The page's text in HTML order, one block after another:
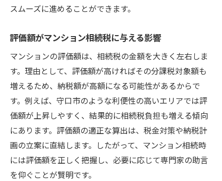
相続税の仕組みとマンション評価額のポイント
評価額の算出方法とマンション相続税の関
係
納税通知書から読み解くマンション相続評
価
マンション相続税を左右する評価額の注意
点
評価額確認で失敗しないマンション相続対
策
マンション相続税の仕組みを徹底解説
スムーズに進めることができます。
評価額がマンション相続税に与える影響
マンションの評価額は、相続税の金額を大きく左右しま
す。理由として、評価額が高ければその分課税対象額も
増えるため、納税額が高額になる可能性があるからで
す。例えば、守口市のような利便性の高いエリアでは評
価額が上昇しやすく、結果的に相続税負担も増える傾向
にあります。評価額の適正な算出は、税金対策や納税計
画の立案に直結します。したがって、マンション相続時
には評価額を正しく把握し、必要に応じて専門家の助言
を仰ぐことが賢明です。